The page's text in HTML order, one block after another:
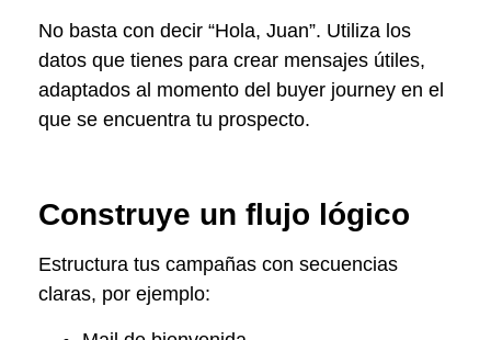
No basta con decir “Hola, Juan”. Utiliza los
datos que tienes para crear mensajes útiles,
adaptados al momento del buyer journey en el
que se encuentra tu prospecto.
Construye un flujo lógico
Estructura tus campañas con secuencias
claras, por ejemplo: